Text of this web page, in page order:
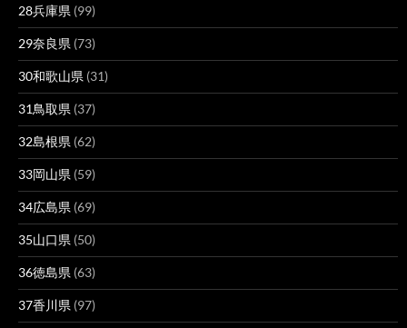
28兵庫県 (99)
29奈良県 (73)
30和歌山県 (31)
31鳥取県 (37)
32島根県 (62)
33岡山県 (59)
34広島県 (69)
35山口県 (50)
36徳島県 (63)
37香川県 (97)